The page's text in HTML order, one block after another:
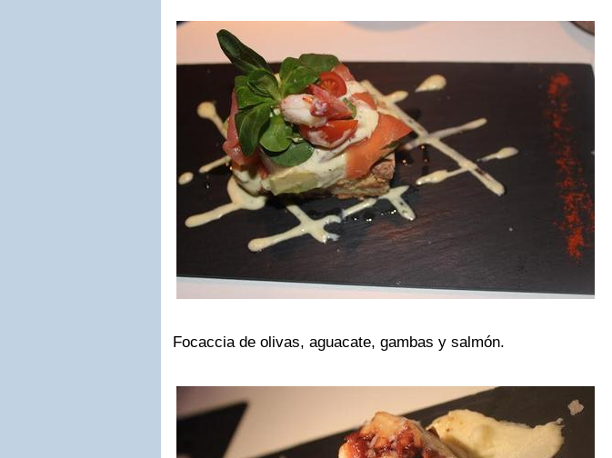
Focaccia de olivas, aguacate, gambas y salmón.